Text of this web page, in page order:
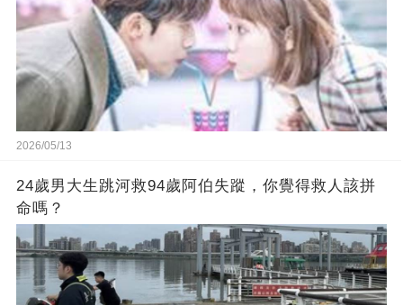
2026/05/13
24歲男大生跳河救94歲阿伯失蹤，你覺得救人該拼
命嗎？